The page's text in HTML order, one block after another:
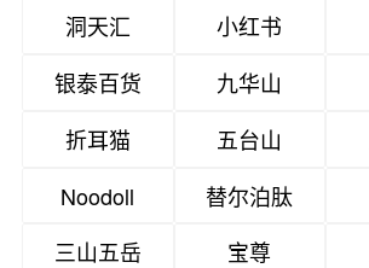
洞天汇
小红书
银泰百货
九华山
折耳猫
五台山
Noodoll
替尔泊肽
三山五岳
宝尊